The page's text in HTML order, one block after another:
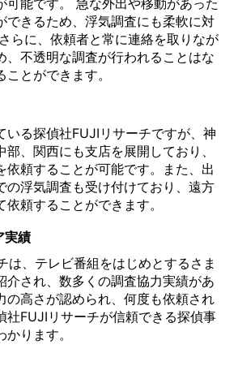
可能です。 急な外出や移動があった
できるため、浮気調査にも柔軟に対
らに、依頼者と常に連絡を取りなが
、不透明な調査が行われることはな
とができます。
いる探偵社FUJIリサーチですが、神
、関西にも支店を展開しており、
依頼することが可能です。また、出
の浮気調査も受け付けており、遠方
頼することができます。
実績
は、テレビ番組をはじめとするさま
介され、数多くの調査協力実績があ
の高さが認められ、何度も依頼され
社FUJIリサーチが信頼できる探偵事
ります。